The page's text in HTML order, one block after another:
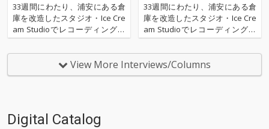
レクション作品第7弾「Biff Sou
nd Selection 07」フリー配信&
インタヴュー!!
33週間にわたり、浦安にある倉
庫を改造したスタジオ・Ice Cre
am Studioでレコーディング・
セッションを行い、その音源を
毎週リリースしていく企画「Bi
ff Sound」も無事33週を走り抜
けた。思えば、この企画がはじ
リース&インタヴュー!!
33週間にわたり、浦安にある倉
庫を改造したスタジオ・Ice Cre
am Studioでレコーディング・
セッションを行い、その音源を
毎週リリースしていく企画「Bi
ff Sound」も32週目を迎えた。
あと1週!! さあ大団円というとこ
View More Interviews/Columns
Digital Catalog